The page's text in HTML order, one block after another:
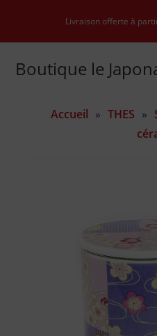
Livraison offerte à
Boutique le
Accueil » THES »